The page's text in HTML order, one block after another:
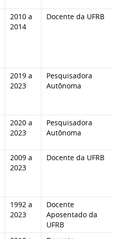
2010 a
2014
Docente da UFRB
2019 a
2023
Pesquisadora
Autônoma
2020 a
2023
Pesquisadora
Autônoma
2009 a
2023
Docente da UFRB
1992 a
2023
Docente
Aposentado da
UFRB